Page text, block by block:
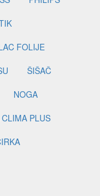
FOLIJE
ŠIŠAČ
NOGA
PLUS